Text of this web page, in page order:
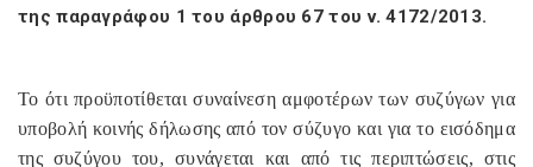
της παραγράφου 1 του άρθρου 67 του ν. 4172/2013.
Το ότι προϋποτίθεται συναίνεση αμφοτέρων των συζύγων για
υποβολή κοινής δήλωσης από τον σύζυγο και για το εισόδημα
της συζύγου του, συνάγεται και από τις περιπτώσεις, στις